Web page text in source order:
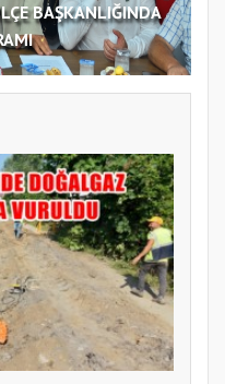
BAŞKANLIĞINDA